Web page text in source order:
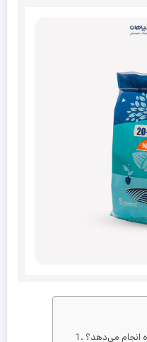
انجام می‌دهد؟